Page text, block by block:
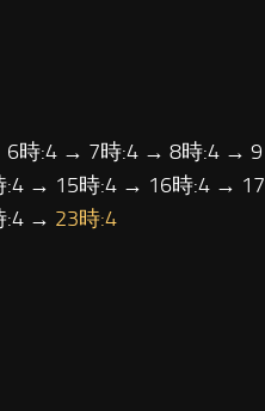
時:4 → 7時:4 → 8時:4 → 9
→ 15時:4 → 16時:4 → 17
:4 → 23時:4